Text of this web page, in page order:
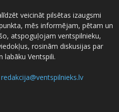
veicināt pilsētas izaugsmi
mēs informējam, pētam un
atspoguļojam ventspilnieku,
rosinām diskusijas par
labāku Ventspili.
redakcija@ventspilnieks.lv